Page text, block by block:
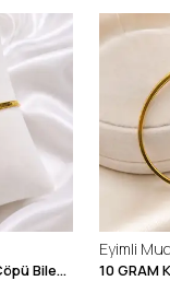
10 GRAM Ajda Kibrit Çöpü Bilezik 22 Ayar 22BLZ003
Eyimli